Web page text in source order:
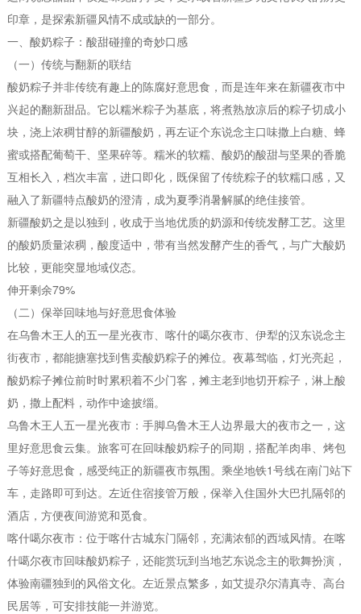
印章，是探索新疆风情不成或缺的一部分。
一、酸奶粽子：酸甜碰撞的奇妙口感
（一）传统与翻新的联结
酸奶粽子并非传统有趣上的陈腐好意思食，而是连年来在新疆夜市中
兴起的翻新甜品。它以糯米粽子为基底，将煮熟放凉后的粽子切成小
块，浇上浓稠甘醇的新疆酸奶，再左证个东说念主口味撒上白糖、蜂
蜜或搭配葡萄干、坚果碎等。糯米的软糯、酸奶的酸甜与坚果的香脆
互相长入，档次丰富，进口即化，既保留了传统粽子的软糯口感，又
融入了新疆特点酸奶的澄清，成为夏季消暑解腻的绝佳接管。
新疆酸奶之是以独到，收成于当地优质的奶源和传统发酵工艺。这里
的酸奶质量浓稠，酸度适中，带有当然发酵产生的香气，与广大酸奶
比较，更能突显地域仪态。
伸开剩余79%
（二）保举回味地与好意思食体验
在乌鲁木王人的五一星光夜市、喀什的噶尔夜市、伊犁的汉东说念主
街夜市，都能搪塞找到售卖酸奶粽子的摊位。夜幕驾临，灯光亮起，
酸奶粽子摊位前时时累积着不少门客，摊主老到地切开粽子，淋上酸
奶，撒上配料，动作中途披缁。
乌鲁木王人五一星光夜市：手脚乌鲁木王人边界最大的夜市之一，这
里好意思食云集。旅客可在回味酸奶粽子的同期，搭配羊肉串、烤包
子等好意思食，感受纯正的新疆夜市氛围。乘坐地铁1号线在南门站下
车，走路即可到达。左近住宿接管万般，保举入住国外大巴扎隔邻的
酒店，方便夜间游览和觅食。
喀什噶尔夜市：位于喀什古城东门隔邻，充满浓郁的西域风情。在喀
什噶尔夜市回味酸奶粽子，还能赏玩到当地艺东说念主的歌舞扮演，
体验南疆独到的风俗文化。左近景点繁多，如艾提尕尔清真寺、高台
民居等，可安排技能一并游览。